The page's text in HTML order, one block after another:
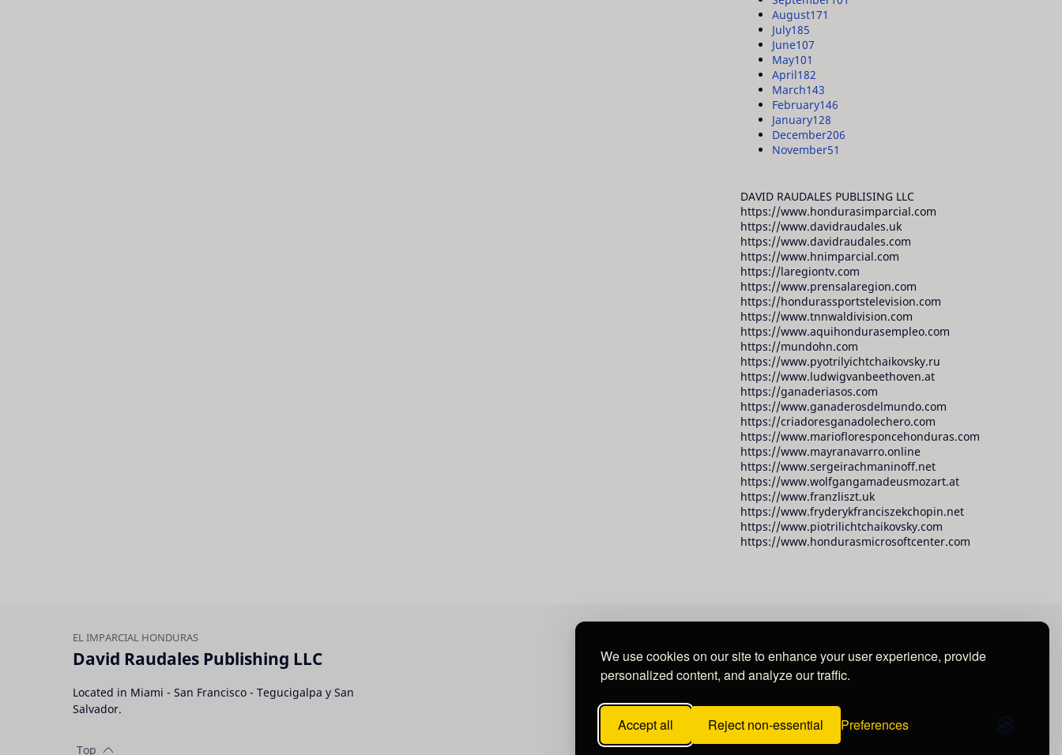
We use cookies on our site to enhance your user experience, provide
personalized content, and analyze our traffic.
Accept all Reject non-essential Preferences
August171
July185
June107
May101
April182
March143
February146
January128
December206
November51
DAVID RAUDALES PUBLISING LLC
https://www.hondurasimparcial.com
https://www.davidraudales.uk
https://www.davidraudales.com
https://www.hnimparcial.com
https://laregiontv.com
https://www.prensalaregion.com
https://hondurassportstelevision.com
https://www.tnnwaldivision.com
https://www.aquihondurasempleo.com
https://mundohn.com
https://www.pyotrilyichtchaikovsky.ru
https://www.ludwigvanbeethoven.at
https://ganaderiasos.com
https://www.ganaderosdelmundo.com
https://criadoresganadolechero.com
https://www.mariofloresponcehonduras.com
https://www.mayranavarro.online
https://www.sergeirachmaninoff.net
https://www.wolfgangamadeusmozart.at
https://www.franzliszt.uk
https://www.fryderykfranciszekchopin.net
https://www.piotrilichtchaikovsky.com
https://www.hondurasmicrosoftcenter.com
David Raudales Publishing LLC
Located in Miami - San Francisco - Tegucigalpa y San
Salvador.